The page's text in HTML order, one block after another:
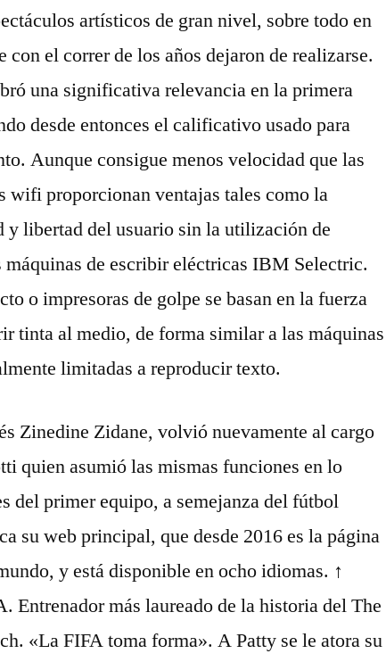
artísticos de gran nivel, sobre todo en
con el correr de los años dejaron de realizarse.
una significativa relevancia en la primera
desde entonces el calificativo usado para
Aunque consigue menos velocidad que las
wifi proporcionan ventajas tales como la
libertad del usuario sin la utilización de
máquinas de escribir eléctricas IBM Selectric.
o impresoras de golpe se basan en la fuerza
tinta al medio, de forma similar a las máquinas
limitadas a reproducir texto.
Zinedine Zidane, volvió nuevamente al cargo
quien asumió las mismas funciones en lo
del primer equipo, a semejanza del fútbol
su web principal, que desde 2016 es la página
y está disponible en ocho idiomas. ↑
Entrenador más laureado de la historia del The
«La FIFA toma forma». A Patty se le atora su